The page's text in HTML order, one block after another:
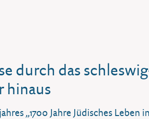
durch das
hinaus
„1700 Jahre Jüdisches Leben